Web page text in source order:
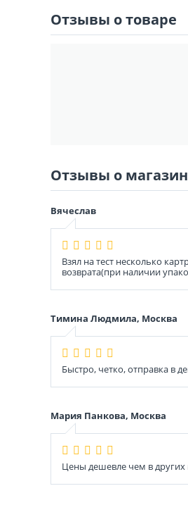
Отзывы о товаре
Отзывы о
Вячеслав
Взял на тест несколько
возврата(при наличии
Тимина Людмила, Москва
Быстро, четко, отправка в
Мария Панкова, Москва
Цены дешевле чем в других